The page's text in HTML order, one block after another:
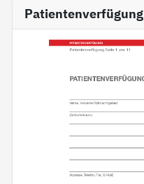
Patientenverfügung